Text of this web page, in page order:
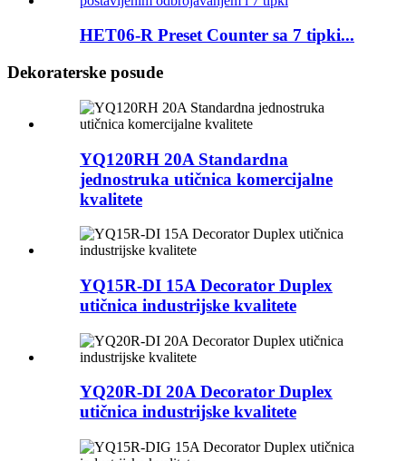
HET06-R Preset Counter sa 7 tipki...
Dekoraterske posude
YQ120RH 20A Standardna
jednostruka utičnica komercijalne
kvalitete
YQ15R-DI 15A Decorator Duplex
utičnica industrijske kvalitete
YQ20R-DI 20A Decorator Duplex
utičnica industrijske kvalitete